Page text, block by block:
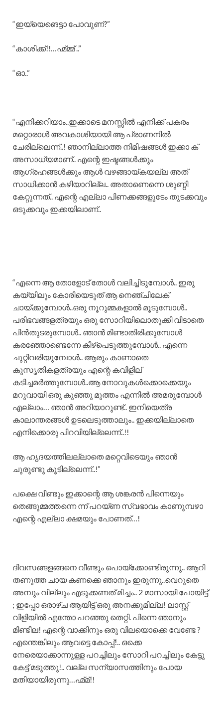
“ഇയ്യെങെട്ടാ പോവുണ്‌?”
“കാശിക്ക്!!…ഹ്മ്മ്മ് ..”
“ഓ..”
“എനിക്കറിയാം..ഇക്കാടെ മനസ്സിൽ എനിക്ക് പകരം
മറ്റൊരാൾ അവകാശിയായി ആ പ്രാണനിൽ
ചേരില്ലെന്ന്..! ഞാനില്ലാത്ത നിമിഷങ്ങൾ ഇക്കാ ക്
അസാധ്യമാണ്.. എന്റെ ഇഷ്ടങ്ങൾക്കും
ആഗ്രഹങ്ങൾക്കും ആൾ വഴങ്ങായ്കയല്ല അത്‌
സാധിക്കാൻ കഴിയാറില്ല.. അതാണെന്നെ ശുണ്ഠി
കേറ്റുന്നത്.. എന്റെ എല്ലാ പിണക്കങ്ങളുടേം തുടക്കവും
ഒടുക്കവും ഇക്കയിലാണ്..
“എന്നെ ആ തോളോട് തോൾ വലിച്ചിടുമ്പോൾ.. ഇരു
കയ്യിലും കോരിയെടുത് ആ നെഞ്ചിലേക്
ചായ്ക്കുമ്പോൾ..ഒരു നൂറുമ്മകളാൽ മൂടുമ്പോൾ..
പരിഭവങ്ങളത്രയും ഒരു സോറിയിലൊതുക്കി വിടാതെ
പിൻതുടരുമ്പോൾ.. ഞാൻ മിണ്ടാതിരിക്കുമ്പോൾ
കരഞ്ഞോണ്ടെന്നേ കീഴ്പെടുത്തുമ്പോൾ.. എന്നെ
ചുറ്റിവരിയുമ്പോൾ.. ആരും കാണാതെ
കുസൃതികളത്രയും എന്റെ കവിളില്
കടിച്ചമർത്തുമ്പോൾ..ആ നോവുകൾക്കൊക്കെയും
മറുവായി ഒരു കുഞ്ഞു മുത്തം എന്നിൽ അമരുമ്പോൾ
എല്ലാം… ഞാൻ അറിയാറുണ്ട്.. ഇനിയെത്ര
കാലാന്തരങ്ങൾ ഉടലെടുത്താലും.. ഇക്കയില്ലാതെ
എനിക്കൊരു പിറവിയില്ലെന്ന്..!!
ആ ഹൃദയത്തിലല്ലാതെ മറ്റെവിടെയും ഞാൻ
ചുരുണ്ടു കൂടില്ലെന്ന്..!”
പക്ഷെ വീണ്ടും ഇക്കാന്റെ ആ ശങ്കരൻ പിന്നെയും
തെങ്ങുമ്മത്തന്നെ ന്ന് പറയ്ണ സ്വഭാവം കാണുമ്പഴാ
എന്റെ എല്ലാ ക്ഷമയും പോണത്…!
ദിവസങ്ങള￰ങ്ങനെ വീണ്ടും പൊയ്ക്കോണ്ടിരുന്നു.. ആറി
തണുത്ത ചായ കണക്കെ ഞാനും ഇരുന്നു..വെറുതെ
അമ്പും വില്ലും എടുക്കണത് മിച്ചം.. 2 മാസായി പോയിട്ട്
; ഇപ്പോ ഒരാഴ്ച ആയിട്ട് ഒരു അനക്കുമില്ല! ലാസ്റ്റ്
വിളിയിൽ എന്തോ പറഞ്ഞു തെറ്റി. പിന്നെ ഞാനും
മിണ്ടീല! എന്റെ വാക്കിനും ഒരു വിലയൊക്കെ വേണ്ടേ ?
എന്തെങ്കിലും ആവട്ടെ കോപ്പ്!.. ഒക്കെ
നേരെയാക്കാന്നുള്ള പറച്ചിലും സോറി പറച്ചിലും കേട്ടു
കേട്ട്‌ മടുത്തു!.. വല്ല സന്യാസത്തിനും പോയ
മതിയായിരുന്നു…ഹ്മ്മ്‌!!